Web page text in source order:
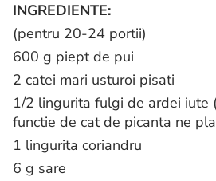
INGREDIENTE:
(pentru 20-24 portii)
600 g piept de pui
2 catei mari usturoi pisati
1/2 lingurita fulgi de ardei iute
functie de cat de picanta ne
1 lingurita coriandru
6 g sare